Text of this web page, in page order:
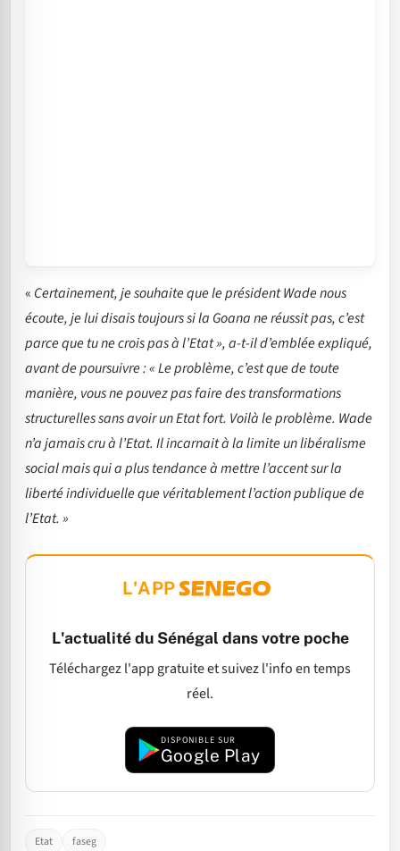
« Certainement, je souhaite que le président Wade nous
écoute, je lui disais toujours si la Goana ne réussit pas, c’est
parce que tu ne crois pas à l’Etat », a-t-il d’emblée expliqué,
avant de poursuivre : « Le problème, c’est que de toute
manière, vous ne pouvez pas faire des transformations
structurelles sans avoir un Etat fort. Voilà le problème. Wade
n’a jamais cru à l’Etat. Il incarnait à la limite un libéralisme
social mais qui a plus tendance à mettre l’accent sur la
liberté individuelle que véritablement l’action publique de
l’Etat. »
L'APP
L'actualité du Sénégal dans votre poche
Téléchargez l'app gratuite et suivez l'info en temps
réel.
DISPONIBLE SUR
Google Play
Etat faseg